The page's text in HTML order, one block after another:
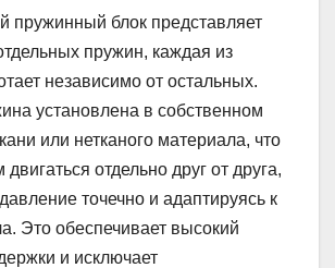
пружинный блок представляет
пружин, каждая из
независимо от остальных.
установлена в собственном
или нетканого материала, что
двигаться отдельно друг от друга,
точечно и адаптируясь к
Это обеспечивает высокий
и исключает